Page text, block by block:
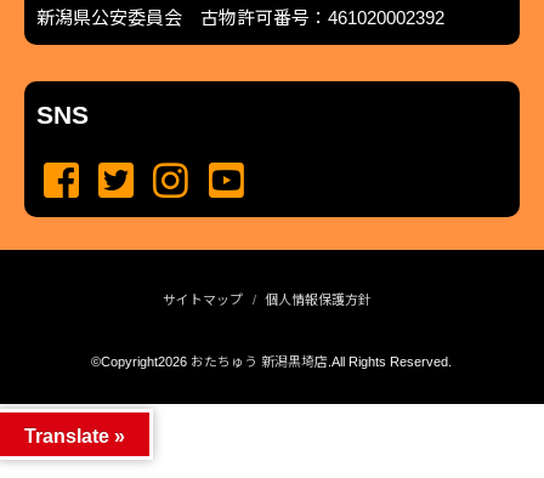
新潟県公安委員会 古物許可番号：461020002392
SNS
サイトマップ 個人情報保護方針
©Copyright2026 おたちゅう 新潟黒埼店 .All Rights Reserved.
Translate »